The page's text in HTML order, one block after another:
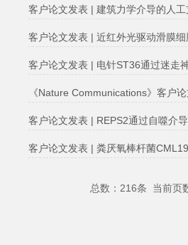
客户论文发表 | 建筑力学介导的人
客户论文发表 | 近红外光驱动滑膜
客户论文发表 | 电针ST36通过迷走
《Nature Communications》客户
客户论文发表 | REPS2通过自噬介
客户论文发表 | 粪厌氧棒杆菌
总数：216条 当前页